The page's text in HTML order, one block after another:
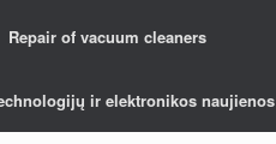
Repair of vacuum cleaners
ir elektronikos naujienos